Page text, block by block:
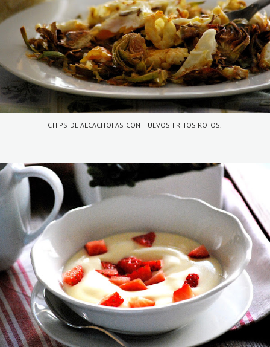
CHIPS DE ALCACHOFAS CON HUEVOS FRITOS ROTOS.